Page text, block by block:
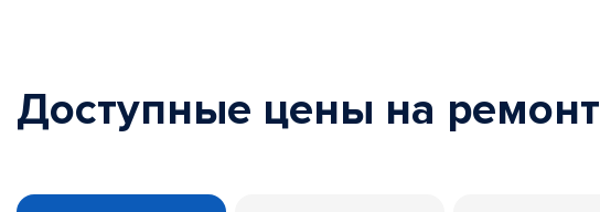
Доступные цены на ремонт